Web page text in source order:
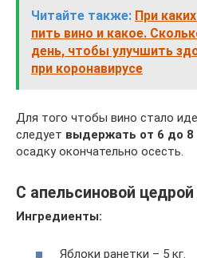
Читайте также: При
пить вино и какое.
день, чтобы улучшить
при коронавирусе
Для того чтобы вино стало
следует выдержать от 6 до 8
осадку окончательно осесть.
С апельсиновой цедрой
Ингредиенты:
Яблоки ранетки – 5 кг.